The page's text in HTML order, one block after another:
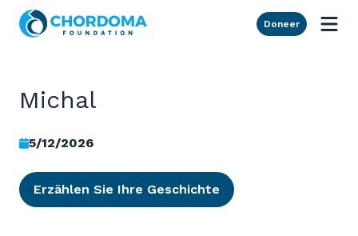
Skip to Main Content
Doneer
Michal
5/12/2026
Erzählen Sie Ihre Geschichte